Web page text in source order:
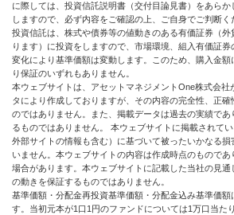
に際しては、投資信託説明書（交付目論見書）をあら
しますので、必ず内容をご確認の上、ご自身でご判断く
投資信託は、株式や債券等の値動きのある有価証券（
ります）に投資をしますので、市場環境、組入有価証
変化により基準価額は変動します。このため、購入金
り保証のいずれもありません。
本ウェブサイトは、アセットマネジメントOne株式会社
タにより作成しておりますが、その内容の完全性、正
のではありません。また、掲載データは過去の実績で
るものではありません。 本ウェブサイトに掲載されて
外部サイトの情報も含む）に基づいて被ったいかなる
いません。本ウェブサイトの内容は作成時点のもので
場合があります。本ウェブサイトに記載した当社の見
の動きを保証するものではありません。
基準価額・分配金再投資基準価額・分配金込み基準価
す。当初元本が1口1円のファンドについては1万口当た